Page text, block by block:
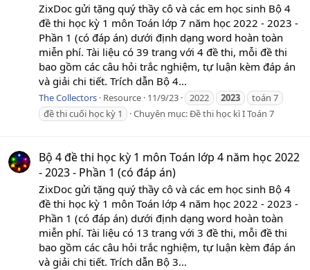
ZixDoc gửi tặng quý thầy cô và các em học sinh Bộ 4
đề thi học kỳ 1 môn Toán lớp 7 năm học 2022 - 2023 -
Phần 1 (có đáp án) dưới định dạng word hoàn toàn
miễn phí. Tài liệu có 39 trang với 4 đề thi, mỗi đề thi
bao gồm các câu hỏi trắc nghiệm, tự luận kèm đáp án
và giải chi tiết. Trích dẫn Bộ 4...
The Collectors Resource 11/9/23 2022 2023
toán 7
đề thi cuối học kỳ 1
Chuyên mục:Đề thi học kì I Toán 7
Bộ 4 đề thi học kỳ 1 môn Toán lớp 4 năm học 2022
- 2023 - Phần 1 (có đáp án)
ZixDoc gửi tặng quý thầy cô và các em học sinh Bộ 4
đề thi học kỳ 1 môn Toán lớp 4 năm học 2022 - 2023 -
Phần 1 (có đáp án) dưới định dạng word hoàn toàn
miễn phí. Tài liệu có 13 trang với 3 đề thi, mỗi đề thi
bao gồm các câu hỏi trắc nghiệm, tự luận kèm đáp án
và giải chi tiết. Trích dẫn Bộ 3...